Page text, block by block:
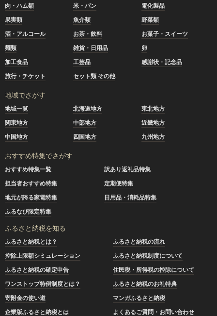
肉・ハム類 米・パン
電化製品
果実類
魚介類
野菜類
酒・アルコール
お茶・飲料
お菓子・スイーツ
麺類
雑貨・日用品
卵
加工食品
工芸品
感謝状・記念品
旅行・チケット
セット類 その他
地域でさがす
地域一覧 北海道地方
東北地方
関東地方
中部地方
近畿地方
中国地方
四国地方 九州地方
おすすめ特集でさがす
おすすめ特集一覧
訳あり返礼品特集
担当者おすすめ特集
定期便特集
地元が誇る家電特集
日用品・消耗品特集
ふるなび限定特集
ふるさと納税を知る
ふるさと納税とは？
ふるさと納税の流れ
控除上限額シミュレーション
ふるさと納税制度について
ふるさと納税の確定申告
住民税・所得税の控除について
ワンストップ特例制度とは？
ふるさと納税のお礼特典
寄附金の使い道
マンガふるさと納税
企業版ふるさと納税とは
よくあるご質問・お問い合わせ